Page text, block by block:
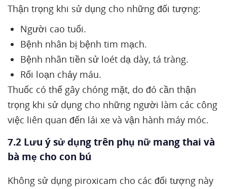
Thận trọng khi sử dụng cho những đối tượng:
Người cao tuổi.
Bệnh nhân bị bệnh tim mạch.
Bệnh nhân tiền sử loét dạ dày, tá tràng.
Rối loạn chảy máu.
Thuốc có thể gây chóng mặt, do đó cần thận
trọng khi sử dụng cho những người làm các công
việc liên quan đến lái xe và vận hành máy móc.
7.2 Lưu ý sử dụng trên phụ nữ mang thai và
bà mẹ cho con bú
Không sử dụng piroxicam cho các đối tượng này